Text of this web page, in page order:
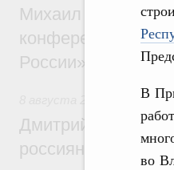
В
во
Михаил Мишустин
конференции
России»
Спорт
Дмитрий
россиян с Днём